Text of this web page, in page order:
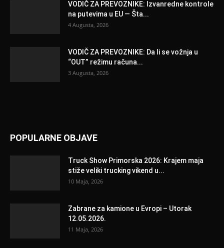
VODIČ ZA PREVOZNIKE: Izvanredne kontrole
na putevima u EU — Šta...
4 Augusta, 2026
VODIČ ZA PREVOZNIKE: Da li se vožnja u
“OUT” režimu računa...
3 Augusta, 2026
POPULARNE OBJAVE
Truck Show Primorska 2026: Krajem maja
stiže veliki trucking vikend u...
10 Maja, 2026
Zabrane za kamione u Evropi – Utorak
12.05.2026.
11 Maja, 2026